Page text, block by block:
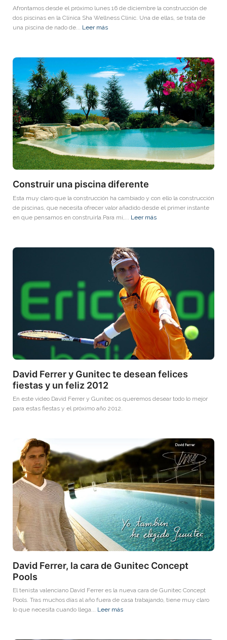
Afrontamos desde el próximo lunes 16 de diciembre la construcción de
dos piscinas en la Clínica Sha Wellness Clinic. Una de ellas, se trata de
una piscina de nado de... Leer más
Construir una piscina diferente
Esta muy claro que la construcción ha cambiado y con ello la construcción
de piscinas, que necesita ofrecer valor añadido desde el primer instante
en que pensamos en construirla.Para mi,... Leer más
David Ferrer y Gunitec te desean felices
fiestas y un feliz 2012
En este video David Ferrer y Gunitec os queremos desear todo lo mejor
para estas fiestas y el próximo año 2012.
David Ferrer, la cara de Gunitec Concept
Pools
El tenista valenciano David Ferrer es la nueva cara de Gunitec Concept
Pools. Tras muchos días al año fuera de casa trabajando, tiene muy claro
lo que necesita cuando llega... Leer más